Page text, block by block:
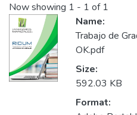
Now showing 1 - 1 of 1
Name:
Trabajo de
OK.pdf
Size:
592.03 KB
Format: